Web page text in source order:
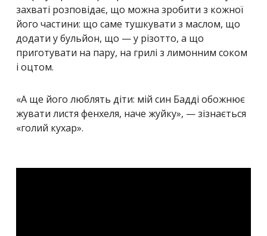
захваті розповідає, що можна зробити з кожної
його частини: що саме тушкувати з маслом, що
додати у бульйон, що — у різотто, а що
приготувати на пару, на грилі з лимонним соком
і оцтом.
«А ще його люблять діти: мій син Бадді обожнює
жувати листя фенхеля, наче жуйку», — зізнається
«голий кухар».